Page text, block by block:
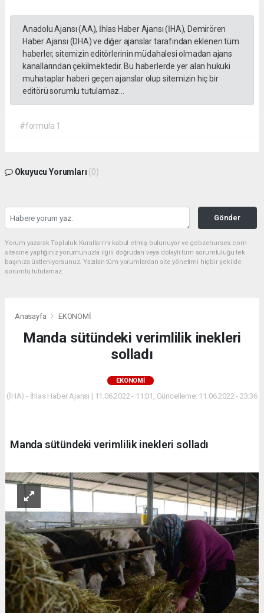
Anadolu Ajansı (AA), İhlas Haber Ajansı (İHA), Demirören
Haber Ajansı (DHA) ve diğer ajanslar tarafından eklenen tüm
haberler, sitemizin editörlerinin müdahalesi olmadan ajans
kanallarından çekilmektedir. Bu haberlerde yer alan hukuki
muhataplar haberi geçen ajanslar olup sitemizin hiç bir
editörü sorumlu tutulamaz...
#formula 1
Okuyucu Yorumları (0)
Gönder
Yorum yazarak Topluluk Kuralları’nı kabul etmiş bulunuyor ve gebzehurses.com
sitesine yaptığınız yorumunuzla ilgili doğrudan veya dolaylı tüm sorumluluğu tek
başınıza üstleniyorsunuz. Yazılan tüm yorumlardan site yönetimi hiçbir şekilde
sorumlu tutulamaz.
Anasayfa EKONOMİ
Manda sütündeki verimlilik inekleri
solladı
EKONOMİ
(İHA) - İhlas Haber Ajansı | 11.06.2022 - 11:01, Güncelleme: 11.06.2022 - 23:36
Manda sütündeki verimlilik inekleri solladı